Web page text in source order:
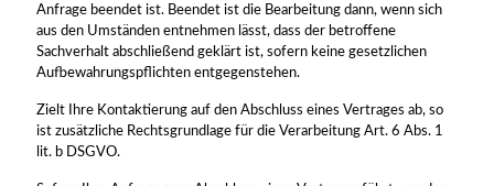
Anfrage beendet ist. Beendet ist die Bearbeitung dann, wenn sich
aus den Umständen entnehmen lässt, dass der betroffene
Sachverhalt abschließend geklärt ist, sofern keine gesetzlichen
Aufbewahrungspflichten entgegenstehen.
Zielt Ihre Kontaktierung auf den Abschluss eines Vertrages ab, so
ist zusätzliche Rechtsgrundlage für die Verarbeitung Art. 6 Abs. 1
lit. b DSGVO.